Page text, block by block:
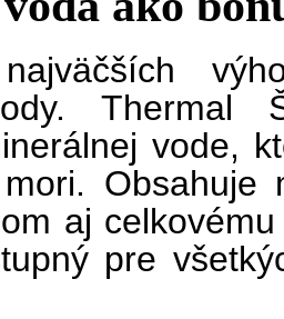
Thermal
vode,
Obsahuje
aj
pre